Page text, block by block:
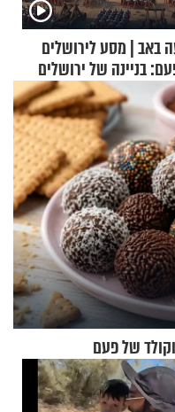
באב | מסע לירושלים
בניינה של ירושלים
של פעם